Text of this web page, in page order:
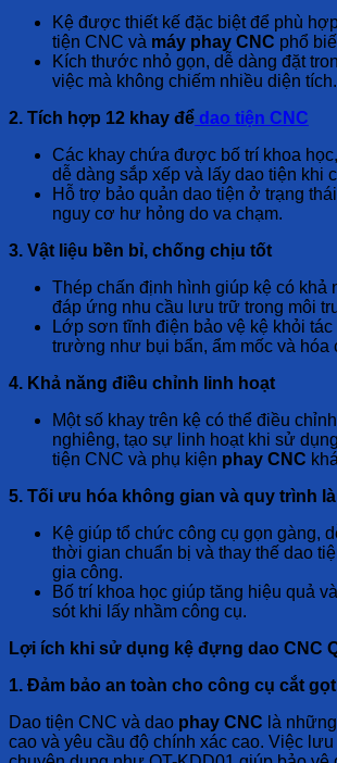
Kệ được thiết kế đặc biệt để phù
tiện CNC và máy phay CNC phổ
Kích thước nhỏ gọn, dễ dàng đặt
việc mà không chiếm nhiều diện tích.
2. Tích hợp 12 khay để dao tiện CNC
Các khay chứa được bố trí khoa
dễ dàng sắp xếp và lấy dao tiện khi
Hỗ trợ bảo quản dao tiện ở trạng
nguy cơ hư hỏng do va chạm.
3. Vật liệu bền bỉ, chống chịu tốt
Thép chấn định hình giúp kệ có khả
đáp ứng nhu cầu lưu trữ trong môi
Lớp sơn tĩnh điện bảo vệ kệ khỏi tác
trường như bụi bẩn, ẩm mốc và hóa
4. Khả năng điều chỉnh linh hoạt
Một số khay trên kệ có thể điều
nghiêng, tạo sự linh hoạt khi sử
tiện CNC và phụ kiện phay CNC
5. Tối ưu hóa không gian và quy trình
Kệ giúp tổ chức công cụ gọn gàng,
thời gian chuẩn bị và thay thế dao
gia công.
Bố trí khoa học giúp tăng hiệu quả
sót khi lấy nhầm công cụ.
Lợi ích khi sử dụng kệ đựng dao CNC
1. Đảm bảo an toàn cho công cụ cắt gọt
Dao tiện CNC và dao phay CNC là
cao và yêu cầu độ chính xác cao. Việc